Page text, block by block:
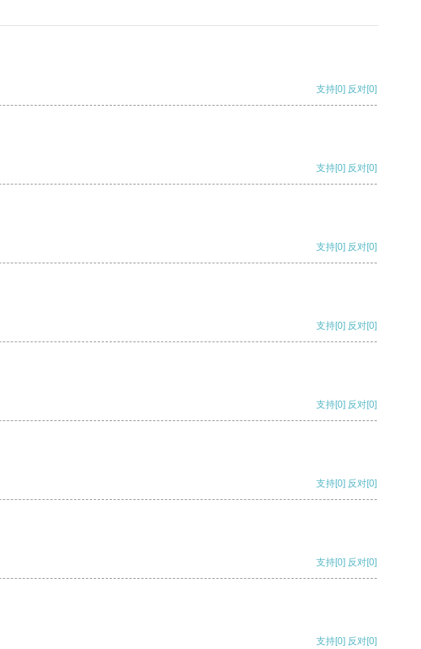
支持[0] 反对[0]
支持[0] 反对[0]
支持[0] 反对[0]
支持[0] 反对[0]
支持[0] 反对[0]
支持[0] 反对[0]
支持[0] 反对[0]
支持[0] 反对[0]